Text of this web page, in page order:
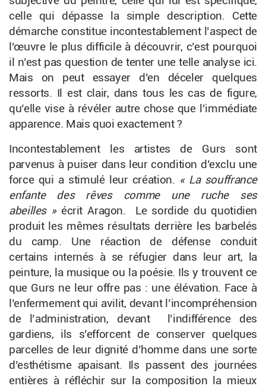
celle qui dépasse la simple description. Cette
démarche constitue incontestablement l’aspect de
l’œuvre le plus difficile à découvrir, c’est pourquoi
il n’est pas question de tenter une telle analyse ici.
Mais on peut essayer d’en déceler quelques
ressorts. Il est clair, dans tous les cas de figure,
qu’elle vise à révéler autre chose que l’immédiate
apparence. Mais quoi exactement ?
Incontestablement les artistes de Gurs sont
parvenus à puiser dans leur condition d’exclu une
force qui a stimulé leur création. « La souffrance
enfante des rêves comme une ruche ses
abeilles »écrit Aragon. Le sordide du quotidien
produit les mêmes résultats derrière les barbelés
du camp. Une réaction de défense conduit
certains internés à se réfugier dans leur art, la
peinture, la musique ou la poésie. Ils y trouvent ce
que Gurs ne leur offre pas : une élévation. Face à
l’enfermement qui avilit, devant l’incompréhension
de l’administration, devant l’indifférence des
gardiens, ils s’efforcent de conserver quelques
parcelles de leur dignité d’homme dans une sorte
d’esthétisme apaisant. Ils passent des journées
entières à réfléchir sur la composition la mieux